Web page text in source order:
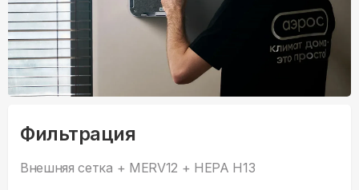
Фильтрация
Внешняя сетка + MERV12 + HEPA H13